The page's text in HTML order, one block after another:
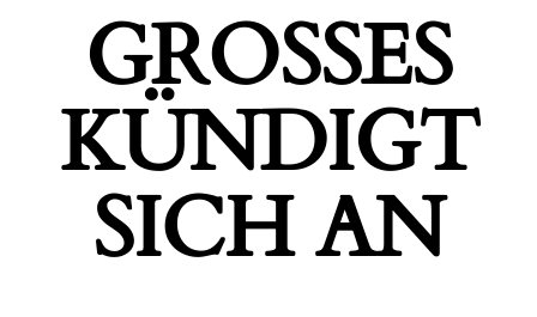
GROSSES K
ÜNDIGT S
ICH AN